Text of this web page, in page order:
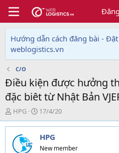
Hướng dẫn cách đăng bài -
weblogistics.vn
C/O
Điều kiện được hưởng
đặc biêt từ Nhật Bản
T
h
r
e
a
HPG
N
g
à
y
g
17/4/20
HPG
New member